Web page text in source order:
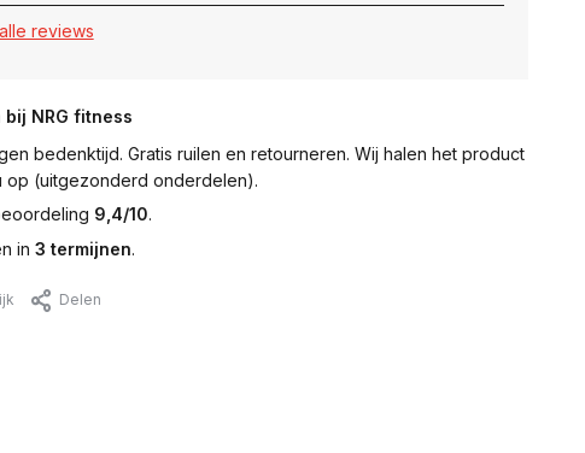
reviews
bij NRG fitness
bedenktijd. Gratis ruilen en retourneren. Wij halen het product
op (uitgezonderd onderdelen).
9,4/10.
in 3 termijnen.
Delen